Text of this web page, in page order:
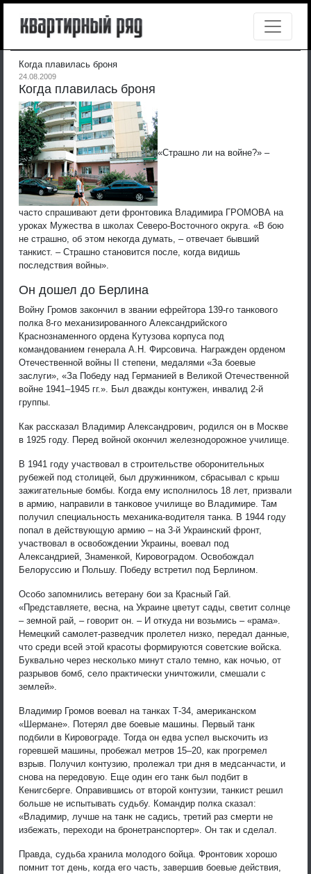
Когда плавилась броня
24.08.2009
Когда плавилась броня
«Страшно ли на войне?» –
часто спрашивают дети фронтовика Владимира ГРОМОВА на
уроках Мужества в школах Северо-Восточного округа. «В бою
не страшно, об этом некогда думать, – отвечает бывший
танкист. – Страшно становится после, когда видишь
последствия войны».
Он дошел до Берлина
Войну Громов закончил в звании ефрейтора 139-го танкового
полка 8-го механизированного Александрийского
Краснознаменного ордена Кутузова корпуса под
командованием генерала А.Н. Фирсовича. Награжден орденом
Отечественной войны II степени, медалями «За боевые
заслуги», «За Победу над Германией в Великой Отечественной
войне 1941–1945 гг.». Был дважды контужен, инвалид 2-й
группы.
Как рассказал Владимир Александрович, родился он в Москве
в 1925 году. Перед войной окончил железнодорожное училище.
В 1941 году участвовал в строительстве оборонительных
рубежей под столицей, был дружинником, сбрасывал с крыш
зажигательные бомбы. Когда ему исполнилось 18 лет, призвали
в армию, направили в танковое училище во Владимире. Там
получил специальность механика-водителя танка. В 1944 году
попал в действующую армию – на 3-й Украинский фронт,
участвовал в освобождении Украины, воевал под
Александрией, Знаменкой, Кировоградом. Освобождал
Белоруссию и Польшу. Победу встретил под Берлином.
Особо запомнились ветерану бои за Красный Гай.
«Представляете, весна, на Украине цветут сады, светит солнце
– земной рай, – говорит он. – И откуда ни возьмись – «рама».
Немецкий самолет-разведчик пролетел низко, передал данные,
что среди всей этой красоты формируются советские войска.
Буквально через несколько минут стало темно, как ночью, от
разрывов бомб, село практически уничтожили, смешали с
землей».
Владимир Громов воевал на танках Т-34, американском
«Шермане». Потерял две боевые машины. Первый танк
подбили в Кировограде. Тогда он едва успел выскочить из
горевшей машины, пробежал метров 15–20, как прогремел
взрыв. Получил контузию, пролежал три дня в медсанчасти, и
снова на передовую. Еще один его танк был подбит в
Кенигсберге. Оправившись от второй контузии, танкист решил
больше не испытывать судьбу. Командир полка сказал:
«Владимир, лучше на танк не садись, третий раз смерти не
избежать, переходи на бронетранспортер». Он так и сделал.
Правда, судьба хранила молодого бойца. Фронтовик хорошо
помнит тот день, когда его часть, завершив боевые действия,